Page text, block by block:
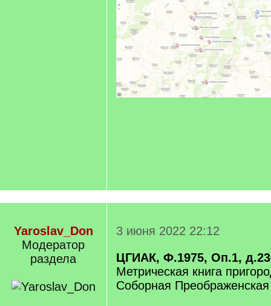
Yaroslav_Don
Модератор
раздела
3 июня 2022 22:12
ЦГИАК, Ф.1975, Оп.1,
Метрическая книга
Соборная Преображенская